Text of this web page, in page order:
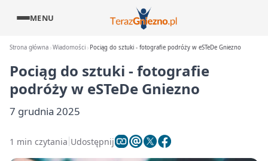
MENU
Strona główna Wiadomości Pociąg do sztuki - fotografie podróży w eSTeDe Gniezno
Pociąg do sztuki - fotografie
podróży w eSTeDe Gniezno
7 grudnia 2025
1 min czytania Udostępnij